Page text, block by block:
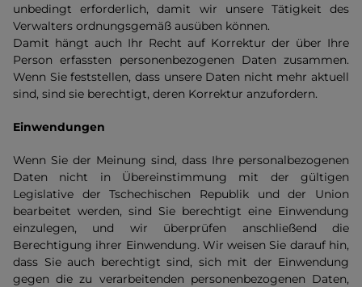
unbedingt erforderlich, damit wir unsere Tätigkeit des
Verwalters ordnungsgemäß ausüben können.
Damit hängt auch Ihr Recht auf Korrektur der über Ihre
Person erfassten personenbezogenen Daten zusammen.
Wenn Sie feststellen, dass unsere Daten nicht mehr aktuell
sind, sind sie berechtigt, deren Korrektur anzufordern.
Einwendungen
Wenn Sie der Meinung sind, dass Ihre personalbezogenen
Daten nicht in Übereinstimmung mit der gültigen
Legislative der Tschechischen Republik und der Union
bearbeitet werden, sind Sie berechtigt eine Einwendung
einzulegen, und wir überprüfen anschließend die
Berechtigung ihrer Einwendung. Wir weisen Sie darauf hin,
dass Sie auch berechtigt sind, sich mit der Einwendung
gegen die zu verarbeitenden personenbezogenen Daten,